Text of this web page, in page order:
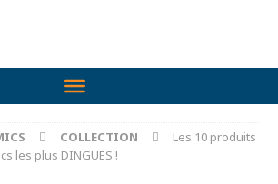
COLLECTION
Les 10 produits
les plus DINGUES !